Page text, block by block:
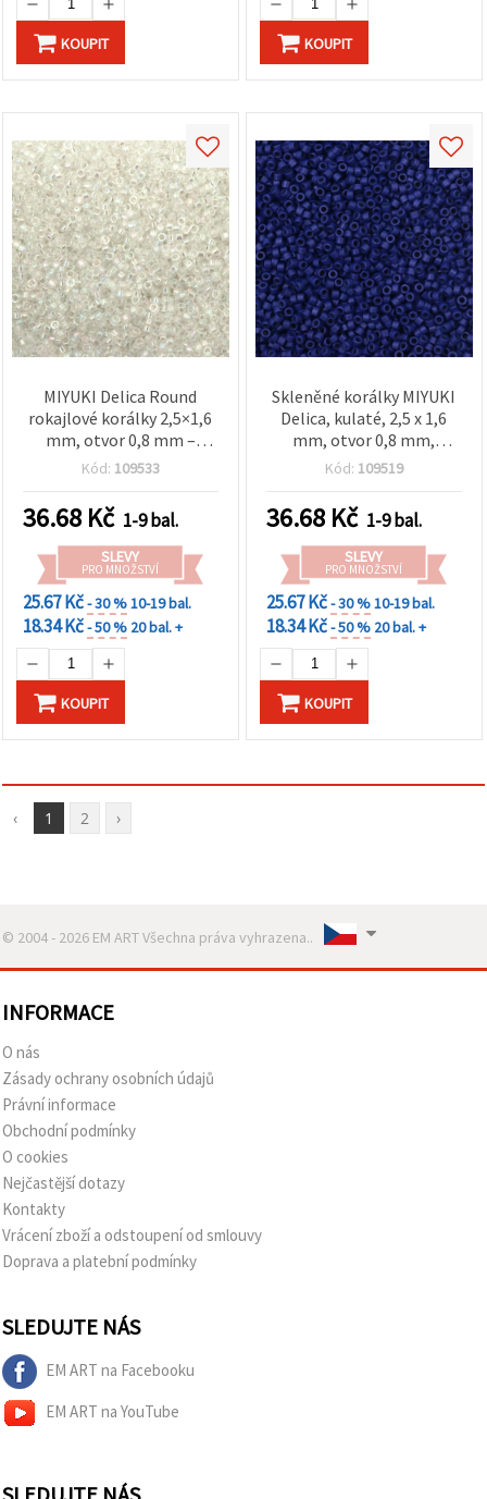
KOUPIT KOUPIT
MIYUKI Delica Round
rokajlové korálky 2,5×1,6
mm, otvor 0,8 mm –
průhledné duhové, 10 g
Kód: 109533
36.68 Kč 1-9 bal.
SLEVY
PRO MNOŽSTVÍ
25.67 Kč- 30 %10-19 bal.
18.34 Kč- 50 % 20 bal. +
KOUPIT
Skleněné korálky MIYUKI
Delica, kulaté, 2,5 x 1,6
mm, otvor 0,8 mm,
neprůhledná indigově
Kód: 109519
36.68 Kč 1-9 bal.
SLEVY
PRO MNOŽSTVÍ
25.67 Kč- 30 %10-19 bal.
18.34 Kč- 50 % 20 bal. +
KOUPIT
‹ 1 2 ›
© 2004 - 2026 EM ART Všechna práva vyhrazena..
INFORMACE
O nás
Zásady ochrany osobních údajů
Právní informace
Obchodní podmínky
O cookies
Nejčastější dotazy
Kontakty
Vrácení zboží a odstoupení od smlouvy
Doprava a platební podmínky
SLEDUJTE NÁS
EM ART na Facebooku
EM ART na YouTube